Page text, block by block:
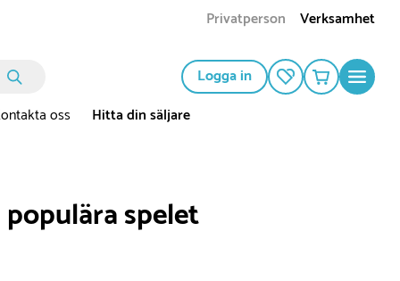
Privatperson Verksamhet
Logga in
oss Hitta din säljare
spelet